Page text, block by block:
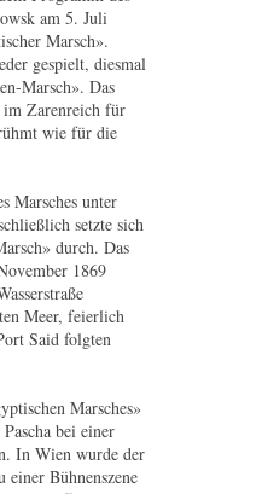
am 5. Juli
Marsch».
gespielt, diesmal
Marsch». Das
im Zarenreich für
wie für die
Marsches unter
setzte sich
durch. Das
1869
Meer, feierlich
Said folgten
Marsches»
bei einer
In Wien wurde der
einer Bühnenszene